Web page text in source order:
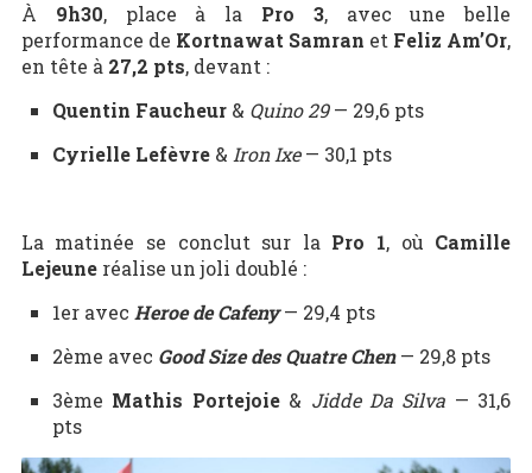
À 9h30, place à la Pro 3, avec une belle
performance de Kortnawat Samran et Feliz Am’Or,
en tête à 27,2 pts, devant :
Quentin Faucheur& Quino 29— 29,6 pts
Cyrielle Lefèvre& Iron Ixe— 30,1 pts
La matinée se conclut sur la Pro 1, où Camille
Lejeuneréalise un joli doublé :
1er avec Heroe de Cafeny— 29,4 pts
2ème avec Good Size des Quatre Chen— 29,8 pts
3ème Mathis Portejoie& Jidde Da Silva — 31,6
pts